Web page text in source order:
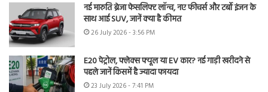
नई मारुति ब्रेजा फेसलिफ्ट लॉन्च, नए फीचर्स और टर्बो इंजन के
साथ आई SUV, जानें क्या है कीमत
26 July 2026 - 3:56 PM
E20 पेट्रोल, फ्लेक्स फ्यूल या EV कार? नई गाड़ी खरीदने से
पहले जानें किसमें है ज्यादा फायदा
23 July 2026 - 7:41 PM